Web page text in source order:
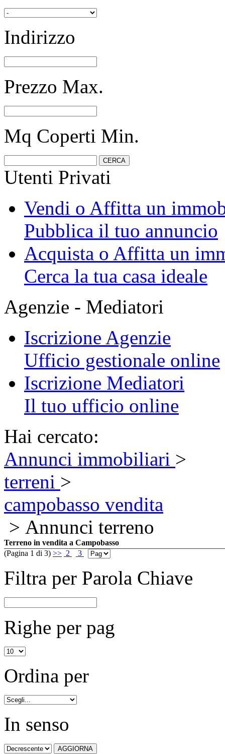
Indirizzo
Prezzo Max.
Mq Coperti Min.
Utenti Privati
Vendi o Affitta un
Pubblica il tuo annuncio
Acquista o Affitta un
Cerca la tua casa ideale
Agenzie - Mediatori
Iscrizione Agenzie
Ufficio gestionale online
Iscrizione Mediatori
Il tuo ufficio online
Hai cercato:
Annunci immobiliari >
terreni >
campobasso vendita
> Annunci terreno
Terreno in vendita a Campobasso
(Pagina 1 di 3) >> 2 3
Filtra per Parola Chiave
Righe per pag
Ordina per
In senso